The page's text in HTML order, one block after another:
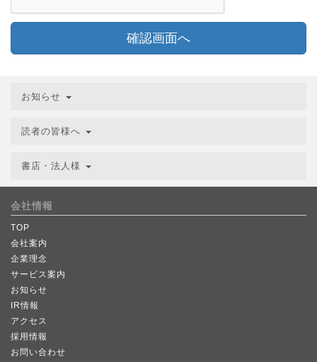
確認画面へ
お知らせ
読者の皆様へ
書店・法人様
会社情報
TOP
会社案内
企業理念
サービス案内
お知らせ
IR情報
アクセス
採用情報
お問い合わせ